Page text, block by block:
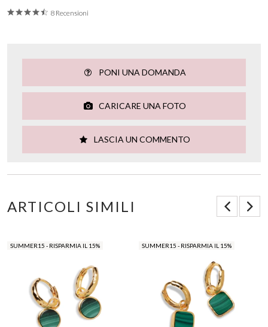
8 Recensioni
PONI UNA DOMANDA
CARICARE UNA FOTO
LASCIA UN COMMENTO
ARTICOLI SIMILI
SUMMER15 - RISPARMIA IL 15% SUMMER15 - RISPARMIA IL 15%